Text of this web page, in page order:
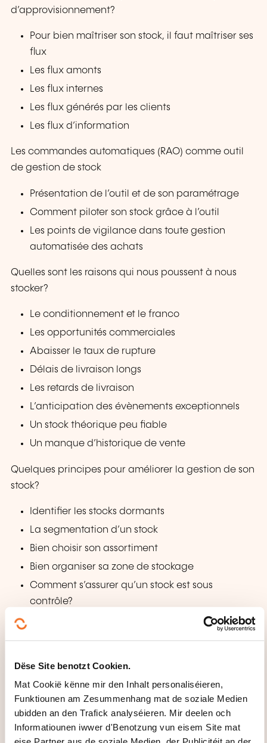
Dëse Site benotzt Cookien.
Mat Cookië kënne mir den Inhalt personaliséieren,
Funktiounen am Zesummenhang mat de soziale Medien
ubidden an den Trafick analyséieren. Mir deelen och
Informatiounen iwwer d'Benotzung vun eisem Site mat
d’approvisionnement?
Pour bien maîtriser son stock, il faut maîtriser ses
flux
Les flux amonts
Les flux internes
Les flux générés par les clients
Les flux d’information
Les commandes automatiques (RAO) comme outil
de gestion de stock
Présentation de l’outil et de son paramétrage
Comment piloter son stock grâce à l’outil
Les points de vigilance dans toute gestion
automatisée des achats
Quelles sont les raisons qui nous poussent à nous
stocker?
Le conditionnement et le franco
Les opportunités commerciales
Abaisser le taux de rupture
Délais de livraison longs
Les retards de livraison
L’anticipation des évènements exceptionnels
Un stock théorique peu fiable
Un manque d’historique de vente
Quelques principes pour améliorer la gestion de son
stock?
Identifier les stocks dormants
La segmentation d’un stock
Bien choisir son assortiment
Bien organiser sa zone de stockage
Comment s’assurer qu’un stock est sous
contrôle?
À quelle fréquence devons-nous contrôler notre
des surstocks pour le rayon
Présentation des causes de nos ruptures et les
solutions à mettre en place